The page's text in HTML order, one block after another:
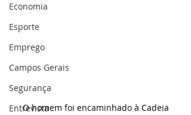
Economia
Esporte
Emprego
Campos Gerais
Segurança
Entrevista
O homem foi encaminhado à Cadeia